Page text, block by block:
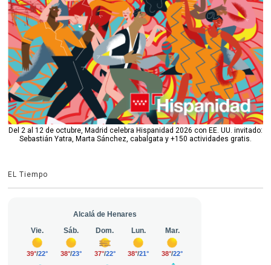
Del 2 al 12 de octubre, Madrid celebra Hispanidad 2026 con EE. UU. invitado:
Sebastián Yatra, Marta Sánchez, cabalgata y +150 actividades gratis.
EL Tiempo